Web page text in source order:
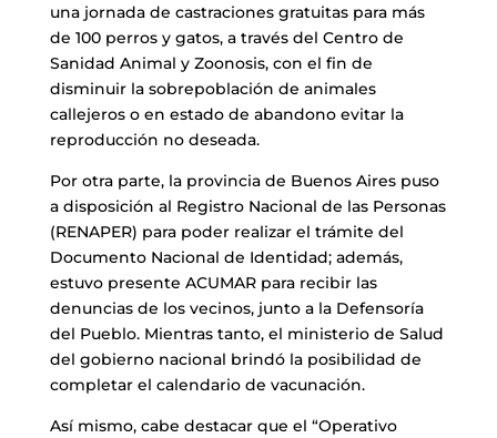
una jornada de castraciones gratuitas para más
de 100 perros y gatos, a través del Centro de
Sanidad Animal y Zoonosis, con el fin de
disminuir la sobrepoblación de animales
callejeros o en estado de abandono evitar la
reproducción no deseada.
Por otra parte, la provincia de Buenos Aires puso
a disposición al Registro Nacional de las Personas
(RENAPER) para poder realizar el trámite del
Documento Nacional de Identidad; además,
estuvo presente ACUMAR para recibir las
denuncias de los vecinos, junto a la Defensoría
del Pueblo. Mientras tanto, el ministerio de Salud
del gobierno nacional brindó la posibilidad de
completar el calendario de vacunación.
Así mismo, cabe destacar que el “Operativo